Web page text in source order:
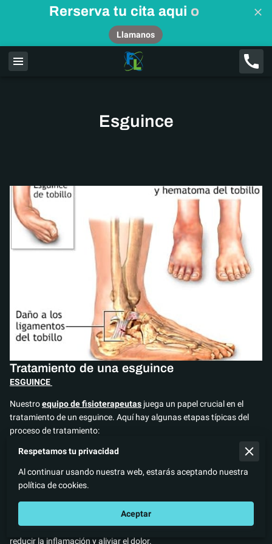
Rerserva tu cita aqui o
Llamanos
Esguince
Tratamiento de una esguince
ESGUINCE
Nuestroequipo de fisioterapeutas juega un papel crucial en el
tratamiento de un esguince. Aquí hay algunas etapas típicas del
proceso de tratamiento:
1.**Evaluación:**El fisioterape uta evaluará la gravedad del
esguince, examinando la inflamación, la movilidad y la estabilidad
de la articulación afectada. También puede realizar pruebas de
rango de movimiento y fuerza para comprender mejor la lesión.
**Control de la inflamación:**En las primeras etapas, se pue
den utilizar técnicas como la aplicación de hielo y compresión para
reducir la inflamación y aliviar el dolor.
Respetamos tu privacidad
Al continuar usando nuestra web, estarás aceptando nuestra
política de cookies.
Aceptar